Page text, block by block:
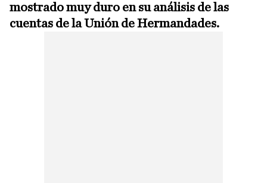
mostrado muy duro en su análisis de las
cuentas de la Unión de Hermandades.